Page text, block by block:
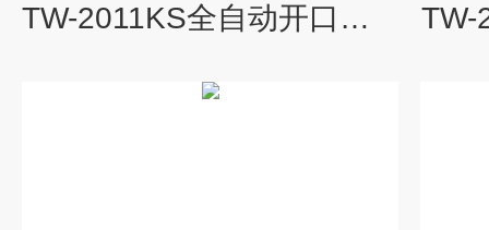
TW-2011KS全自动开口闪点测定仪 TW-